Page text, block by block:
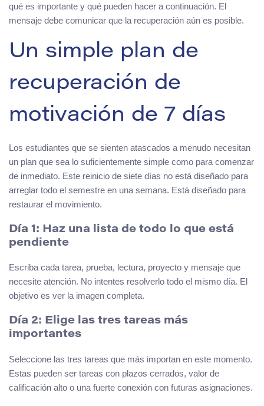
qué es importante y qué pueden hacer a continuación. El
mensaje debe comunicar que la recuperación aún es posible.
Un simple plan de
recuperación de
motivación de 7 días
Los estudiantes que se sienten atascados a menudo necesitan
un plan que sea lo suficientemente simple como para comenzar
de inmediato. Este reinicio de siete días no está diseñado para
arreglar todo el semestre en una semana. Está diseñado para
restaurar el movimiento.
Día 1: Haz una lista de todo lo que está
pendiente
Escriba cada tarea, prueba, lectura, proyecto y mensaje que
necesite atención. No intentes resolverlo todo el mismo día. El
objetivo es ver la imagen completa.
Día 2: Elige las tres tareas más
importantes
Seleccione las tres tareas que más importan en este momento.
Estas pueden ser tareas con plazos cerrados, valor de
calificación alto o una fuerte conexión con futuras asignaciones.